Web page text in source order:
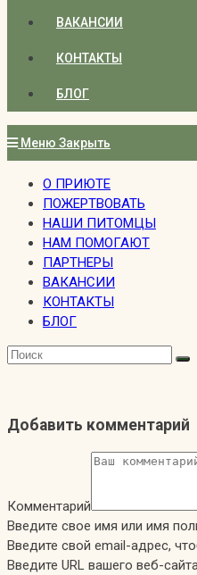
ВАКАНСИИ
КОНТАКТЫ
БЛОГ
Меню Закрыть
О ПРИЮТЕ
ПОЖЕРТВОВАТЬ
НАШИ ПИТОМЦЫ
НАМ ПОМОГАЮТ
ПАРТНЕРЫ
ВАКАНСИИ
КОНТАКТЫ
БЛОГ
Добавить комментарий
Комментарий
Введите свое имя или имя
Введите свой email-адрес,
Введите URL вашего веб-